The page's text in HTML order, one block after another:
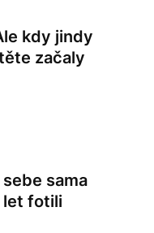
kdy jindy
začaly
sama
let fotili